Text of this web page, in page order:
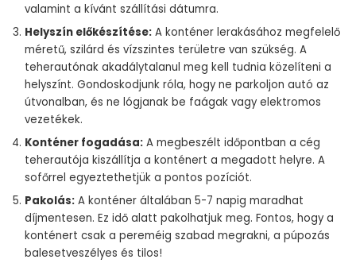
valamint a kívánt szállítási dátumra.
Helyszín előkészítése: A konténer lerakásához megfelelő
méretű, szilárd és vízszintes területre van szükség. A
teherautónak akadálytalanul meg kell tudnia közelíteni a
helyszínt. Gondoskodjunk róla, hogy ne parkoljon autó az
útvonalban, és ne lógjanak be faágak vagy elektromos
vezetékek.
Konténer fogadása: A megbeszélt időpontban a cég
teherautója kiszállítja a konténert a megadott helyre. A
sofőrrel egyeztethetjük a pontos pozíciót.
Pakolás: A konténer általában 5-7 napig maradhat
díjmentesen. Ez idő alatt pakolhatjuk meg. Fontos, hogy a
konténert csak a pereméig szabad megrakni, a púpozás
balesetveszélyes és tilos!